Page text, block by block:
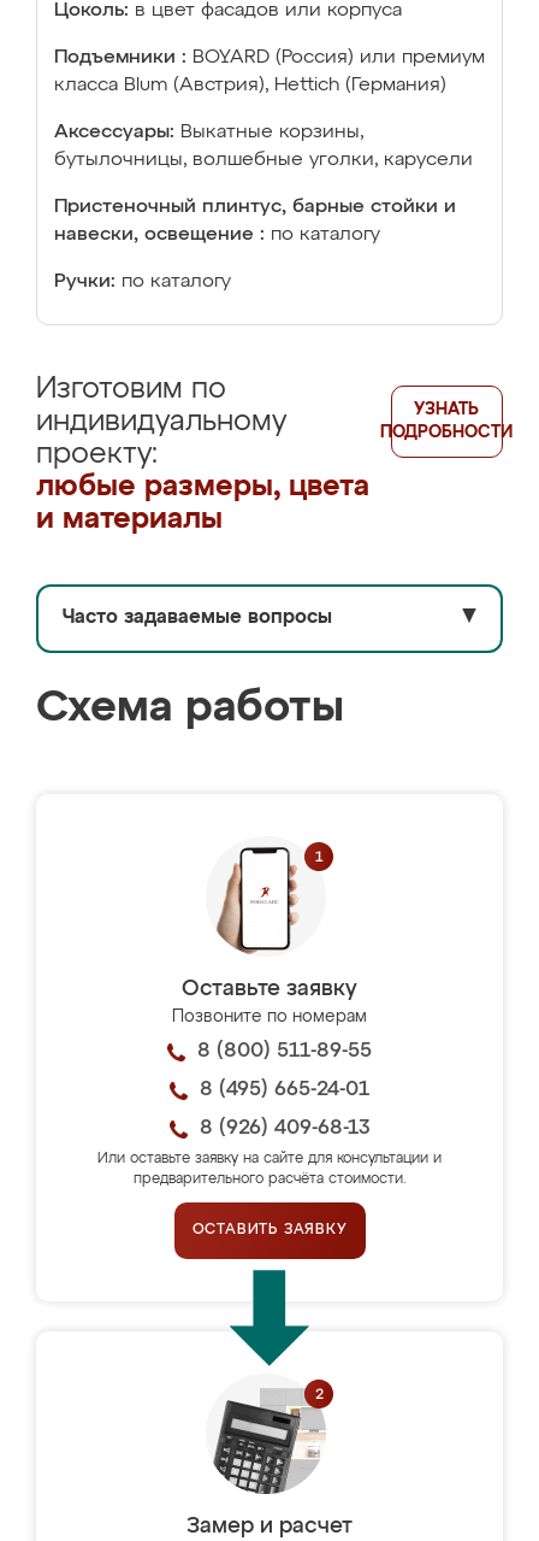
Цоколь: в цвет фасадов или корпуса
Подъемники : BOYARD (Россия) или премиум
класса Blum (Австрия), Hettich (Германия)
Аксессуары: Выкатные корзины,
бутылочницы, волшебные уголки, карусели
Пристеночный плинтус, барные стойки и
навески, освещение : по каталогу
Ручки: по каталогу
Изготовим по
индивидуальному
проекту:
любые размеры, цвета
и материалы
УЗНАТЬ
ПОДРОБНОСТИ
Часто задаваемые вопросы ▼
Схема работы
Оставьте заявку
Позвоните по номерам
8 (800) 511-89-55
8 (495) 665-24-01
8 (926) 409-68-13
Или оставьте заявку на сайте для консультации и
предварительного расчёта стоимости.
ОСТАВИТЬ ЗАЯВКУ
Замер и расчет